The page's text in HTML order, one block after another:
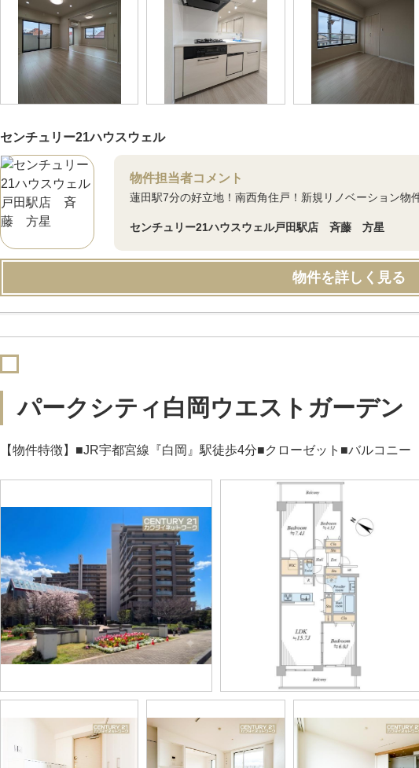
センチュリー21ハウスウェル
物件担当者コメント
蓮田駅7分の好立地！南西角住戸！新規リノベーション物
センチュリー21ハウスウェル戸田駅店 斉藤 方星
物件を詳しく見る
パークシティ白岡ウエストガーデン
【物件特徴】■JR宇都宮線『白岡』駅徒歩4分■クローゼット■バルコニー